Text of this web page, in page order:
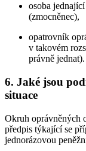
osoba
(zmocněnec),
opatrovník
v takovém
právně jednat).
6. Jaké jsou
situace
Okruh oprávněných
předpis týkající se
jednorázovou